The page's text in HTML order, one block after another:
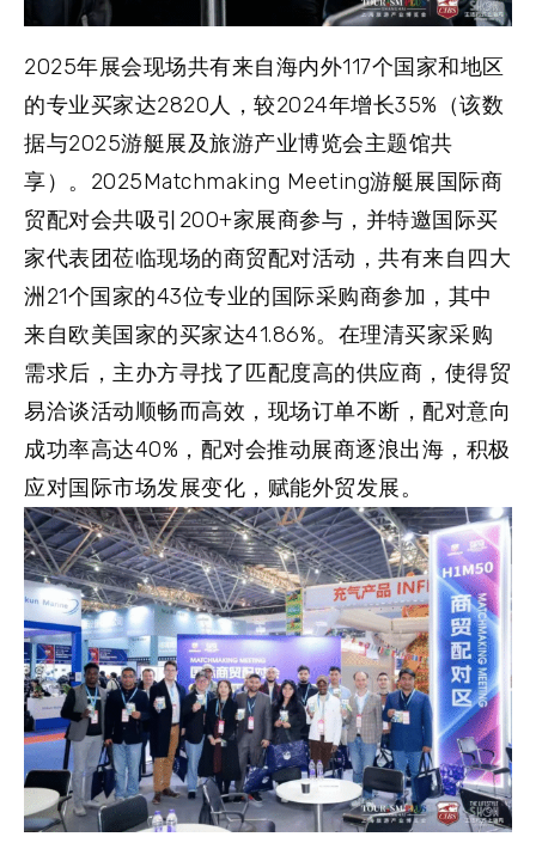
2025年展会现场共有来自海内外117个国家和地区
的专业买家达2820人，较2024年增长35%（该数
据与2025游艇展及旅游产业博览会主题馆共
享）。2025Matchmaking Meeting游艇展国际商
贸配对会共吸引200+家展商参与，并特邀国际买
家代表团莅临现场的商贸配对活动，共有来自四大
洲21个国家的43位专业的国际采购商参加，其中
来自欧美国家的买家达41.86%。在理清买家采购
需求后，主办方寻找了匹配度高的供应商，使得贸
易洽谈活动顺畅而高效，现场订单不断，配对意向
成功率高达40%，配对会推动展商逐浪出海，积极
应对国际市场发展变化，赋能外贸发展。